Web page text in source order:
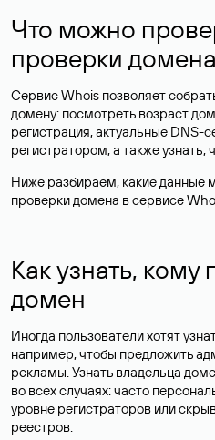
Что можно
проверки
Сервис Whois позволяет
домену: посмотреть возраст
регистрация, актуальные DNS-
регистратором, а также узнать,
Ниже разбираем, какие данные
проверки домена в сервисе
Как узнать,
домен
Иногда пользователи хотят
например, чтобы предложить
рекламы. Узнать владельца
во всех случаях: часто
уровне регистраторов или
реестров.